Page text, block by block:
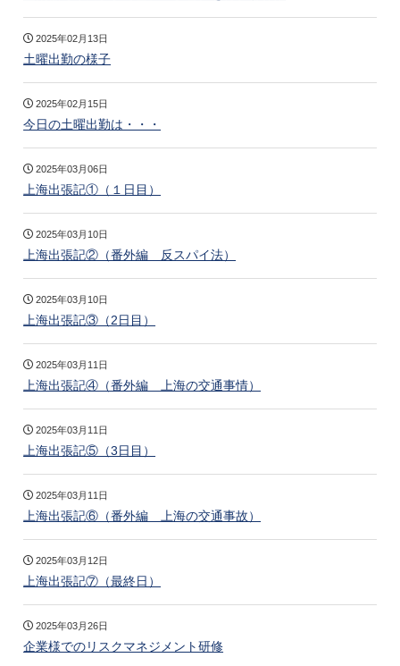
2025年02月13日
土曜出勤の様子
2025年02月15日
今日の土曜出勤は・・・
2025年03月06日
上海出張記①（１日目）
2025年03月10日
上海出張記②（番外編 反スパイ法）
2025年03月10日
上海出張記③（2日目）
2025年03月11日
上海出張記④（番外編 上海の交通事情）
2025年03月11日
上海出張記⑤（3日目）
2025年03月11日
上海出張記⑥（番外編 上海の交通事故）
2025年03月12日
上海出張記⑦（最終日）
2025年03月26日
企業様でのリスクマネジメント研修